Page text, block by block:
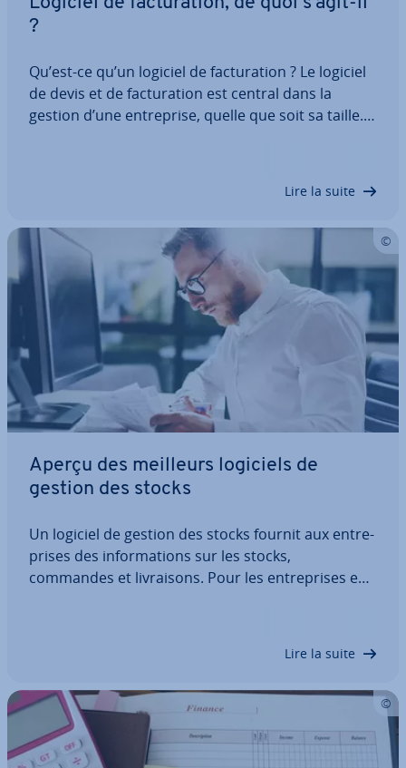
?
Qu’est-ce qu’un logiciel de fac­tu­ra­tion ? Le logiciel
de devis et de fac­tu­ra­tion est central dans la
gestion d’une en­tre­prise, quelle que soit sa taille.
Lire la suite
Aperçu des meilleurs logiciels de
gestion des stocks
Un logiciel de gestion des stocks fournit aux en­tre­
prises des in­for­ma­tions sur les stocks,
commandes et li­vrai­sons. Pour les en­tre­prises en
Lire la suite